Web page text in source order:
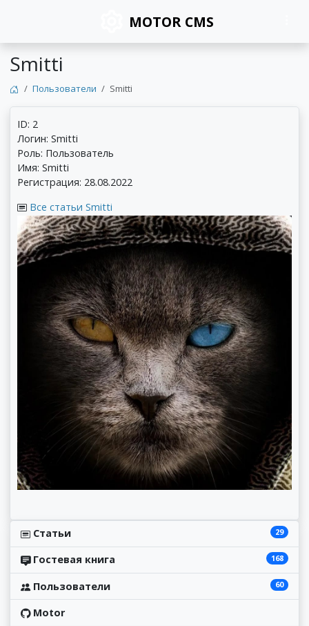
MOTOR CMS
Smitti
Пользователи Smitti
ID: 2
Логин: Smitti
Роль: Пользователь
Имя: Smitti
Регистрация: 28.08.2022
Все статьи Smitti
Статьи 29
Гостевая книга 168
Пользователи 60
Motor